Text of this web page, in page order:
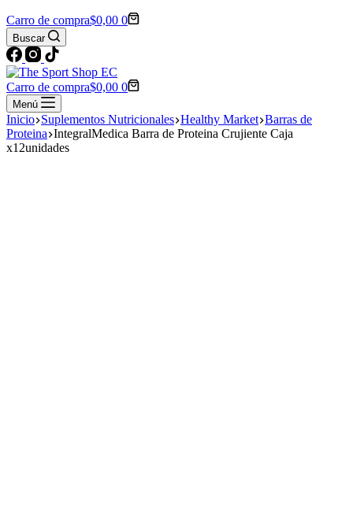
Carro de compra$0,00 0
Buscar
Carro de compra$0,00 0
Menú
Inicio Suplementos Nutricionales Healthy Market Barras de
Proteina IntegralMedica Barra de Proteina Crujiente Caja
x12unidades